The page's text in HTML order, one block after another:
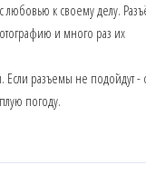
любовью к своему делу.
и много раз их
Если разъемы не подойдут -
погоду.